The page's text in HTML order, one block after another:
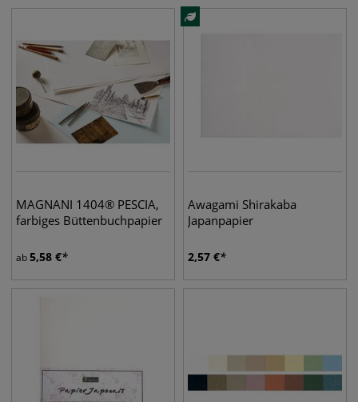
MAGNANI 1404® PESCIA,
farbiges Büttenbuchpapier
ab5,58 €
Awagami Shirakaba
Japanpapier
2,57 €